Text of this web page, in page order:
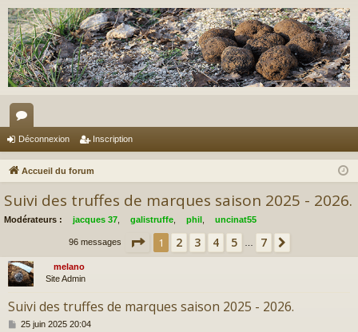
or
u
Déconnexion Inscription
Accueil du forum
Suivi des truffes de marques saison 2025 - 2026.
Modérateurs : jacques 37 galistruffe phil uncinat55
96 messages Page 1sur
1 2 3 4 5 7
melano
Site Admin
Suivi des truffes de marques saison 2025 - 2026.
M
25 juin 2025 20:04